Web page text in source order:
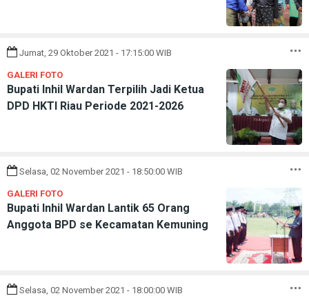
Jumat, 29 Oktober 2021 - 17:15:00 WIB
GALERI FOTO
Bupati Inhil Wardan Terpilih Jadi Ketua
DPD HKTI Riau Periode 2021-2026
Selasa, 02 November 2021 - 18:50:00 WIB
GALERI FOTO
Bupati Inhil Wardan Lantik 65 Orang
Anggota BPD se Kecamatan Kemuning
Selasa, 02 November 2021 - 18:00:00 WIB